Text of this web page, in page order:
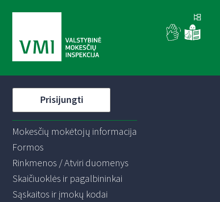
Prisijungti
Mokesčių mokėtojų informacija
Formos
Rinkmenos / Atviri duomenys
Skaičiuoklės ir pagalbininkai
Sąskaitos ir įmokų kodai